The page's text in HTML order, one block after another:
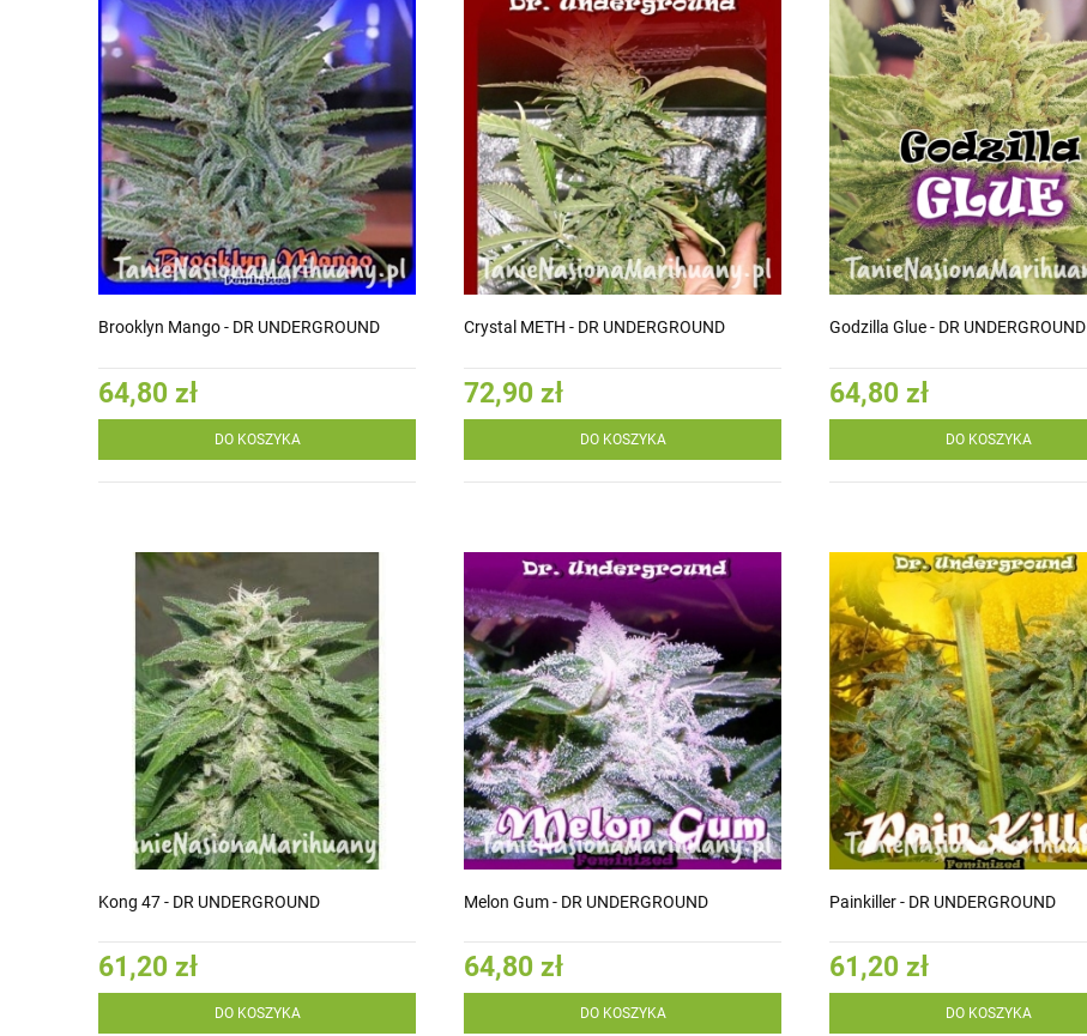
Brooklyn Mango - DR UNDERGROUND
64,80 zł
DO KOSZYKA
Crystal METH - DR UNDERGROUND
72,90 zł
DO KOSZYKA
Godzilla Glue - DR UNDERGROUND
64,80 zł
DO KOSZYKA
Kong 47 - DR UNDERGROUND
61,20 zł
DO KOSZYKA
Melon Gum - DR UNDERGROUND
64,80 zł
DO KOSZYKA
Painkiller - DR UNDERGROUND
61,20 zł
DO KOSZYKA